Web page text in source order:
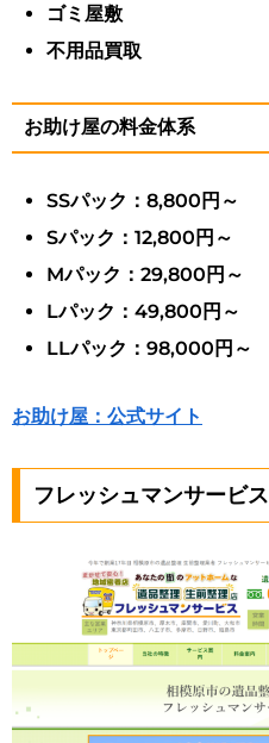
ゴミ屋敷
不用品買取
お助け屋の料金体系
SSパック：8,800円～
Sパック：12,800円～
Mパック：29,800円～
Lパック：49,800円～
LLパック：98,000円～
お助け屋：公式サイト
フレッシュマンサービス